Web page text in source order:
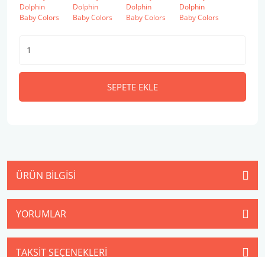
SEPETE EKLE
ÜRÜN BILGISI
YORUMLAR
TAKSIT SEÇENEKLERI